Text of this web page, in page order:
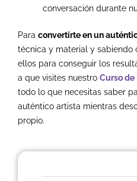
conversación durante
Para convertirte en un
técnica y material y sabiendo
ellos para conseguir los
a que visites nuestro Curso de
todo lo que necesitas saber
auténtico artista mientras
propio.